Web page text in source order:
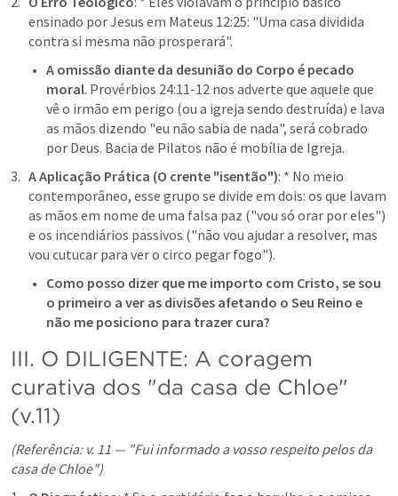
ensinado por Jesus em Mateus 12:25: "Uma casa dividida
contra si mesma não prosperará".
A omissão diante da desunião do Corpo é pecado
moral. Provérbios 24:11-12 nos adverte que aquele que
vê o irmão em perigo (ou a igreja sendo destruída) e lava
as mãos dizendo "eu não sabia de nada", será cobrado
por Deus. Bacia de Pilatos não é mobília de Igreja.
A Aplicação Prática (O crente "isentão"): * No meio
contemporâneo, esse grupo se divide em dois: os que lavam
as mãos em nome de uma falsa paz ("vou só orar por eles")
e os incendiários passivos ("não vou ajudar a resolver, mas
vou cutucar para ver o circo pegar fogo").
Como posso dizer que me importo com Cristo, se sou
o primeiro a ver as divisões afetando o Seu Reino e
não me posiciono para trazer cura?
III. O DILIGENTE: A coragem
curativa dos "da casa de Chloe"
(v.11)
(Referência: v. 11 — "Fui informado a vosso respeito pelos da
casa de Chloe")